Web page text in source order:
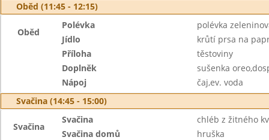
Oběd (11:45 - 12:15)
Oběd
Polévka
polévka
Jídlo
krůtí prsa na
Příloha
těstoviny
Doplněk
sušenka
Nápoj
čaj,ev. voda
Svačina (14:45 - 15:00)
Svačina
Svačina
chléb z žitného
Svačina domů
hruška